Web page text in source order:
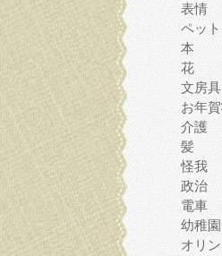
表情
ペット
本
花
文房具
お年
介護
髪
怪我
政治
電車
幼稚園
オリ